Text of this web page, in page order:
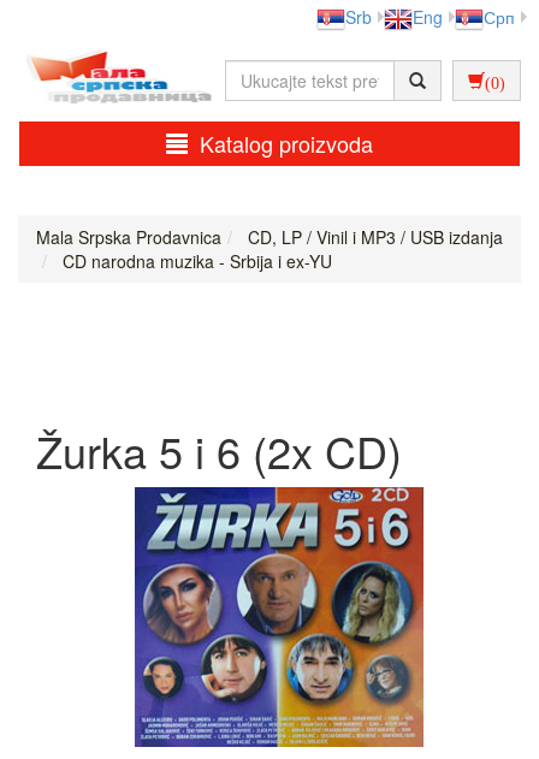
Srb Eng Срп
(0)
Katalog proizvoda
Mala Srpska Prodavnica
CD, LP / Vinil i MP3 / USB izdanja
CD narodna muzika - Srbija i ex-YU
Žurka 5 i 6 (2x CD)